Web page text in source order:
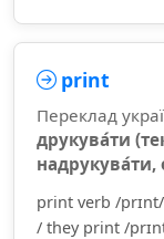
print
Переклад
друкува́ти
надрукува́ти,
print verb /
/ they print /